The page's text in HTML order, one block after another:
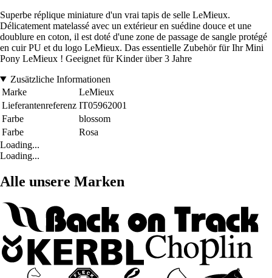
Superbe réplique miniature d'un vrai tapis de selle LeMieux.
Délicatement matelassé avec un extérieur en suédine douce et une
doublure en coton, il est doté d'une zone de passage de sangle protégé
en cuir PU et du logo LeMieux. Das essentielle Zubehör für Ihr Mini
Pony LeMieux ! Geeignet für Kinder über 3 Jahre
Zusätzliche Informationen
Marke
LeMieux
Lieferantenreferenz IT05962001
Farbe
blossom
Farbe
Rosa
Loading...
Loading...
Alle unsere Marken